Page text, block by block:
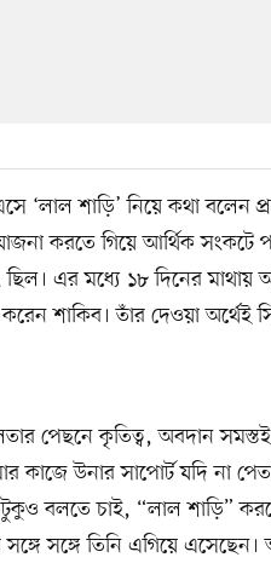
‘লাল শাড়ি’ নিয়ে কথা বলেন
করতে গিয়ে আর্থিক সংকটে
এর মধ্যে ১৮ দিনের মাথায়
শাকিব। তাঁর দেওয়া অর্থেই
পেছনে কৃতিত্ব, অবদান সমস্তই
কাজে উনার সাপোর্ট যদি না
বলতে চাই, “লাল শাড়ি”
সঙ্গে সঙ্গে তিনি এগিয়ে